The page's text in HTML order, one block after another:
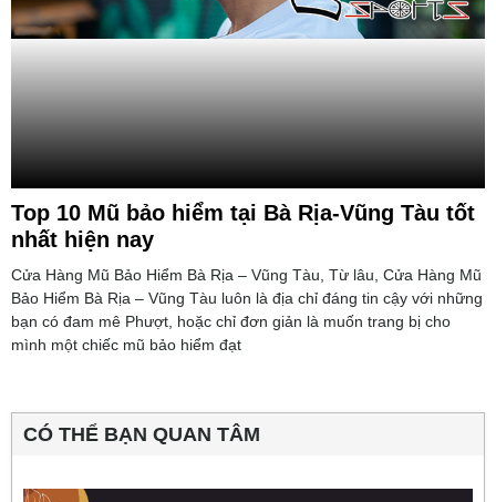
Top 10 Mũ bảo hiểm tại Bà Rịa-Vũng Tàu tốt
nhất hiện nay
Cửa Hàng Mũ Bảo Hiểm Bà Rịa – Vũng Tàu, Từ lâu, Cửa Hàng Mũ
Bảo Hiểm Bà Rịa – Vũng Tàu luôn là địa chỉ đáng tin cậy với những
bạn có đam mê Phượt, hoặc chỉ đơn giản là muốn trang bị cho
mình một chiếc mũ bảo hiểm đạt
CÓ THỂ BẠN QUAN TÂM